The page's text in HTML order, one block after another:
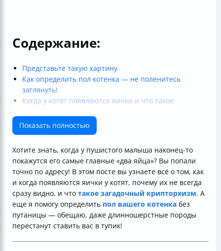
Содержание:
Представьте такую картину
Как определить пол котенка — не поленитесь
заглянуть!
Когда у котят появляются яички и что такое
Практические советы
Что с половым созреванием и яичками у котов и
Итог
Показать полностью
Хотите знать, когда у пушистого малыша наконец-то
покажутся его самые главные «два яйца»? Вы попали
точно по адресу! В этом посте вы узнаете всё о том, как
и когда появляются яички у котят, почему их не всегда
сразу видно, и что такое загадочный крипторхизм. А
еще я помогу определить пол вашего котенка без
путаницы — обещаю, даже длинношерстные породы
перестанут ставить вас в тупик!